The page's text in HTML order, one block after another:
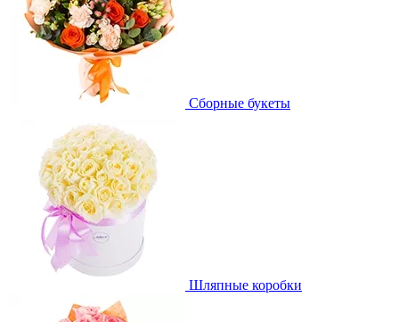
Сборные букеты
Шляпные коробки